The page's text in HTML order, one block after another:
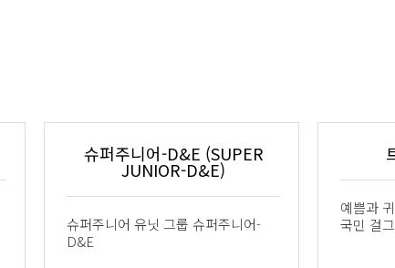
슈퍼주니어-D&E (SUPER
JUNIOR-D&E)
슈퍼주니어 유닛 그룹 슈퍼주니어-
D&E
예쁨과
국민 걸